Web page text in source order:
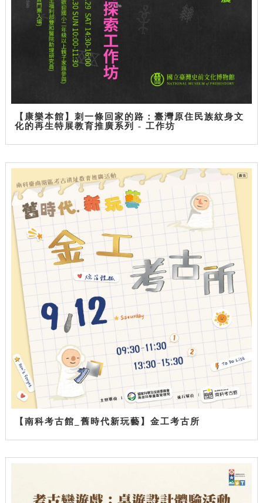
【康樂本館】刺一條回家的路：臺灣原住民族紋身文
化的再生特展教育推廣系列 - 工作坊
【南科考古館_舊時代新玩藝】金工考古所